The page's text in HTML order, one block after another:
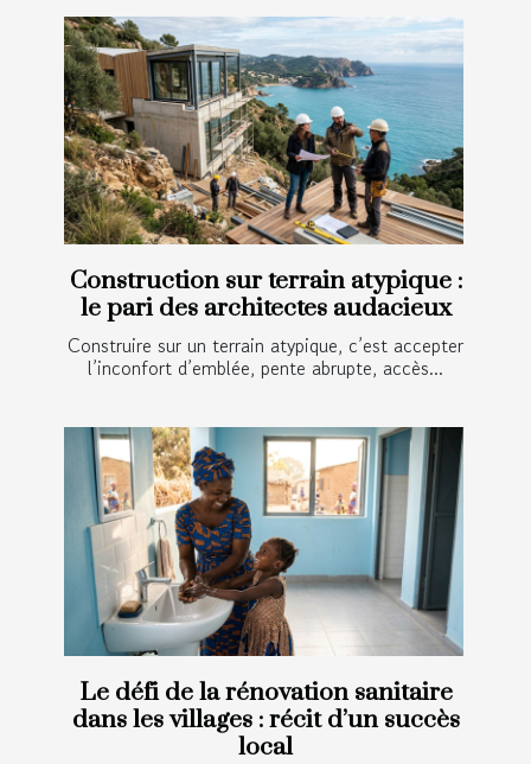
Construction sur terrain atypique :
le pari des architectes audacieux
Construire sur un terrain atypique, c’est accepter
l’inconfort d’emblée, pente abrupte, accès...
Le défi de la rénovation sanitaire
dans les villages : récit d’un succès
local